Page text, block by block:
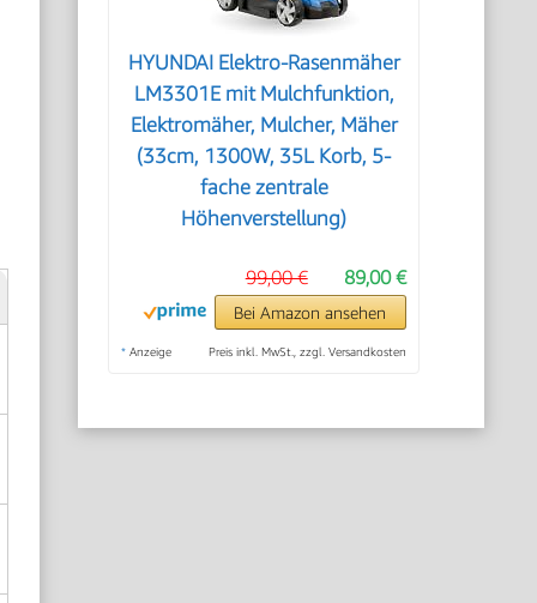
HYUNDAI Elektro-Rasenmäher
LM3301E mit Mulchfunktion,
Elektromäher, Mulcher, Mäher
(33cm, 1300W, 35L Korb, 5-
fache zentrale
Höhenverstellung)
89,00 €
99,00 €
Bei Amazon ansehen
* Anzeige Preis inkl. MwSt., zzgl. Versandkosten